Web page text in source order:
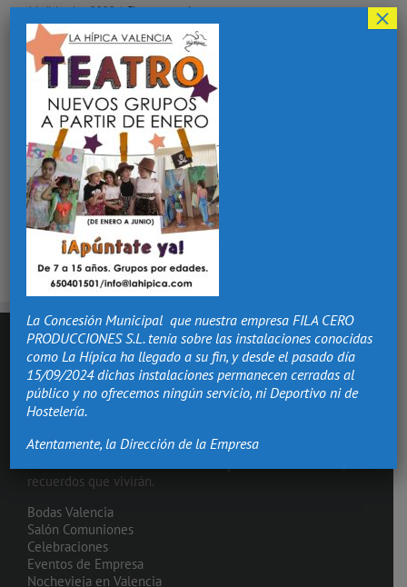
11 diciembre 2020 | Sin comentarios
¡Comparte esta historia, elige tu plataforma!
Facebook
X RedditLinkedIn
recuerdos que vivirán.
Bodas Valencia
Salón Comuniones
Celebraciones
Eventos de Empresa
Nochevieja en Valencia
La Concesión Municipal que nuestra empresa FILA CERO
PRODUCCIONES S.L. tenía sobre las instalaciones conocidas
como La Hípica ha llegado a su fin, y desde el pasado día
15/09/2024 dichas instalaciones permanecen cerradas al
público y no ofrecemos ningún servicio, ni Deportivo ni de
Hostelería.
Atentamente, la Dirección de la Empresa
×